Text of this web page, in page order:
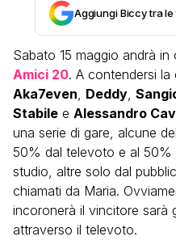
Aggiungi Biccy tra
Sabato 15 maggio andrà in
Amici 20. A contendersi
Aka7even, Deddy,
Stabile e Alessandro
una serie di gare, alcune
50% dal televoto e al 50%
studio, altre solo dal
chiamati da Maria.
incoronerà il vincitore sarà
attraverso il televoto.